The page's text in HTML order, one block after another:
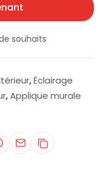
souhaits
, Éclairage
, Applique murale